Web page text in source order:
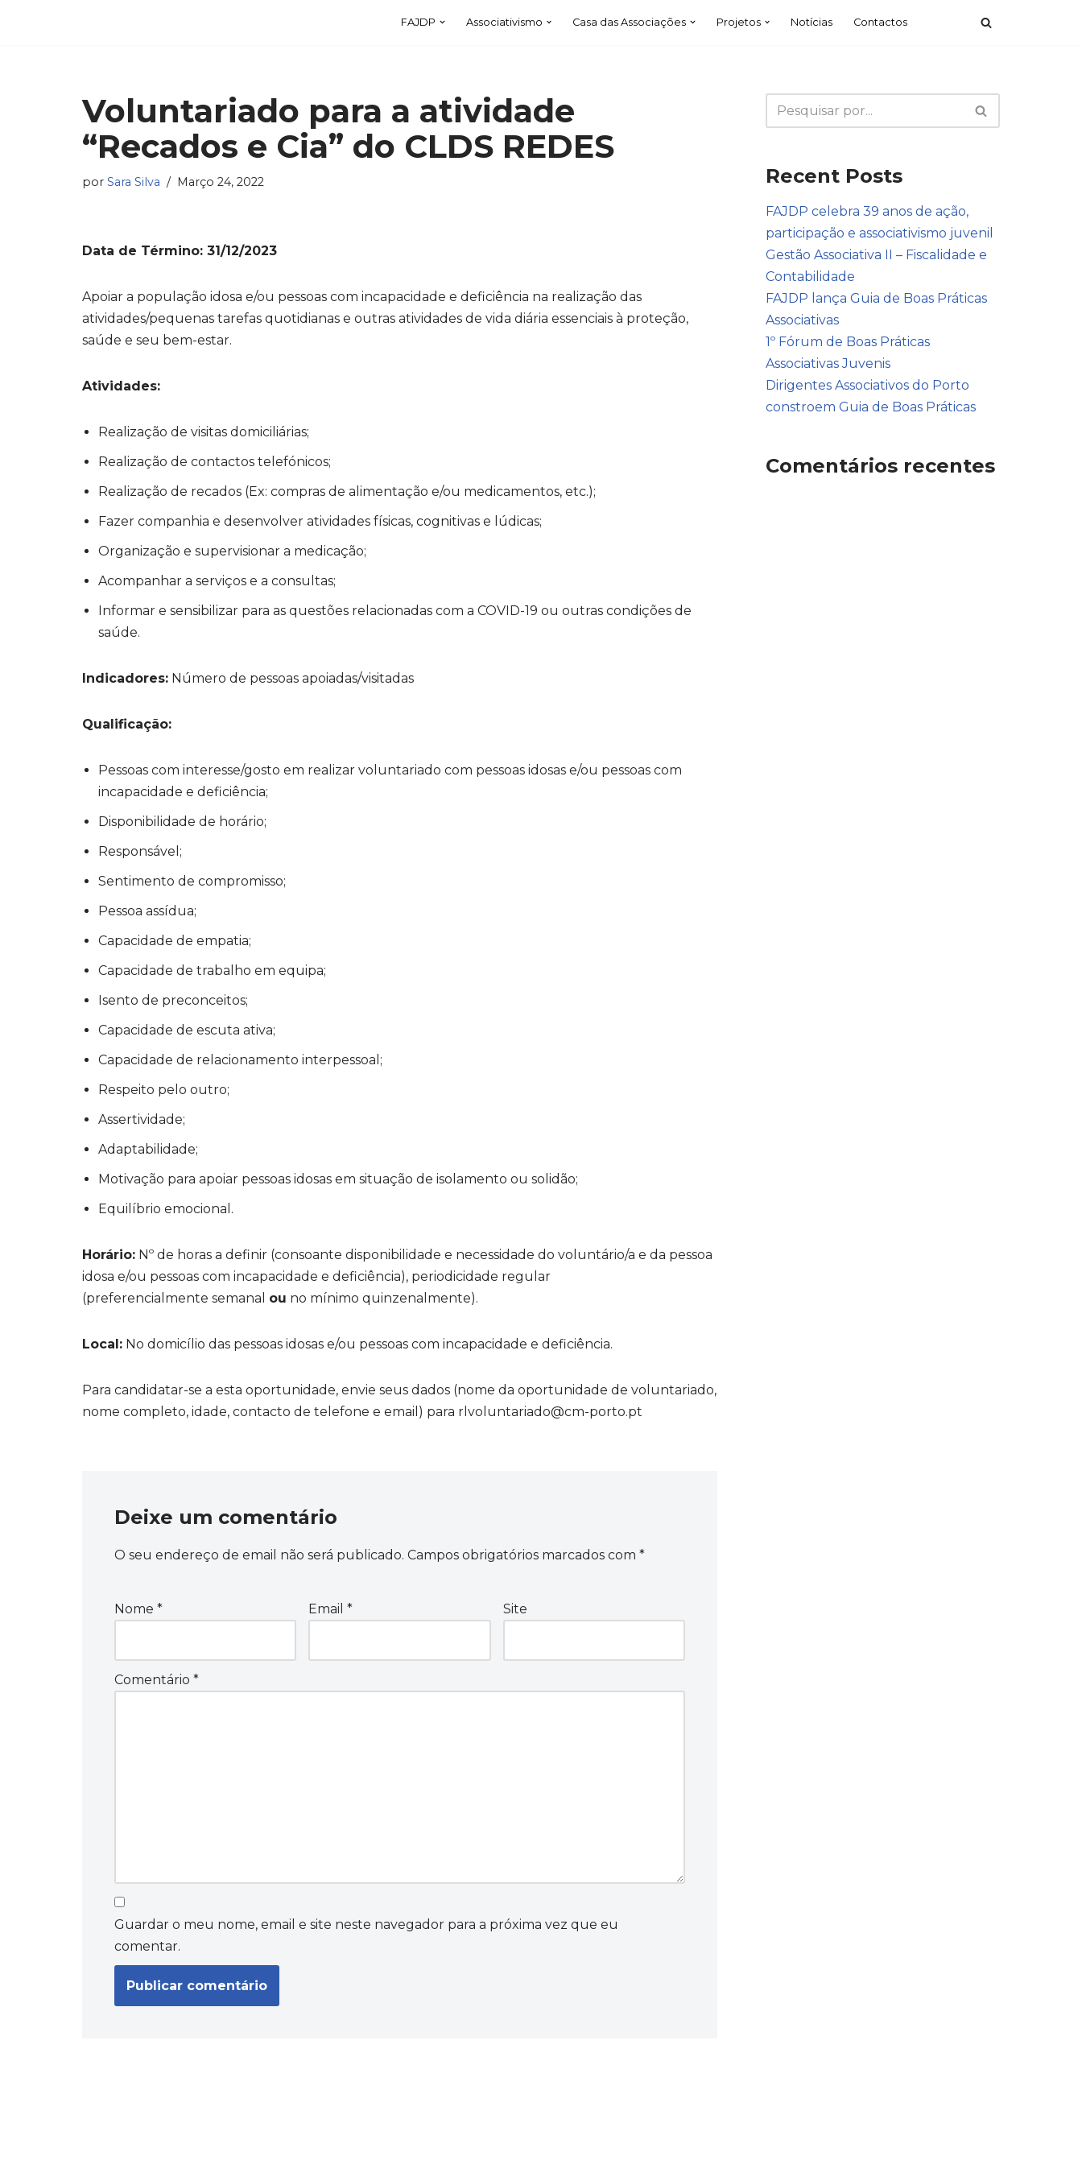
FAJDP Associativismo Casa das Associações Projetos Notícias Contactos
Voluntariado para a atividade
“Recados e Cia” do CLDS REDES
por Sara Silva Março 24, 2022
Data de Término: 31/12/2023
Apoiar a população idosa e/ou pessoas com incapacidade e deficiência na realização das
atividades/pequenas tarefas quotidianas e outras atividades de vida diária essenciais à proteção,
saúde e seu bem-estar.
Atividades:
Realização de visitas domiciliárias;
Realização de contactos telefónicos;
Realização de recados (Ex: compras de alimentação e/ou medicamentos, etc.);
Fazer companhia e desenvolver atividades físicas, cognitivas e lúdicas;
Organização e supervisionar a medicação;
Acompanhar a serviços e a consultas;
Informar e sensibilizar para as questões relacionadas com a COVID-19 ou outras condições de
saúde.
Indicadores: Número de pessoas apoiadas/visitadas
Qualificação:
Pessoas com interesse/gosto em realizar voluntariado com pessoas idosas e/ou pessoas com
incapacidade e deficiência;
Disponibilidade de horário;
Responsável;
Sentimento de compromisso;
Pessoa assídua;
Capacidade de empatia;
Capacidade de trabalho em equipa;
Isento de preconceitos;
Capacidade de escuta ativa;
Capacidade de relacionamento interpessoal;
Respeito pelo outro;
Assertividade;
Adaptabilidade;
Motivação para apoiar pessoas idosas em situação de isolamento ou solidão;
Equilíbrio emocional.
Horário: Nº de horas a definir (consoante disponibilidade e necessidade do voluntário/a e da pessoa
idosa e/ou pessoas com incapacidade e deficiência), periodicidade regular
(preferencialmente semanal ou no mínimo quinzenalmente).
Local: No domicílio das pessoas idosas e/ou pessoas com incapacidade e deficiência.
Para candidatar-se a esta oportunidade, envie seus dados (nome da oportunidade de voluntariado,
nome completo, idade, contacto de telefone e email) para rlvoluntariado@cm-porto.pt
Deixe um comentário
O seu endereço de email não será publicado. Campos obrigatórios marcados com *
Nome * Email* Site
Comentário *
Guardar o meu nome, email e site neste navegador para a próxima vez que eu
comentar.
Recent Posts
FAJDP celebra 39 anos de ação,
participação e associativismo juvenil
Gestão Associativa II – Fiscalidade e
Contabilidade
FAJDP lança Guia de Boas Práticas
Associativas
1º Fórum de Boas Práticas
Associativas Juvenis
Dirigentes Associativos do Porto
constroem Guia de Boas Práticas
Comentários recentes